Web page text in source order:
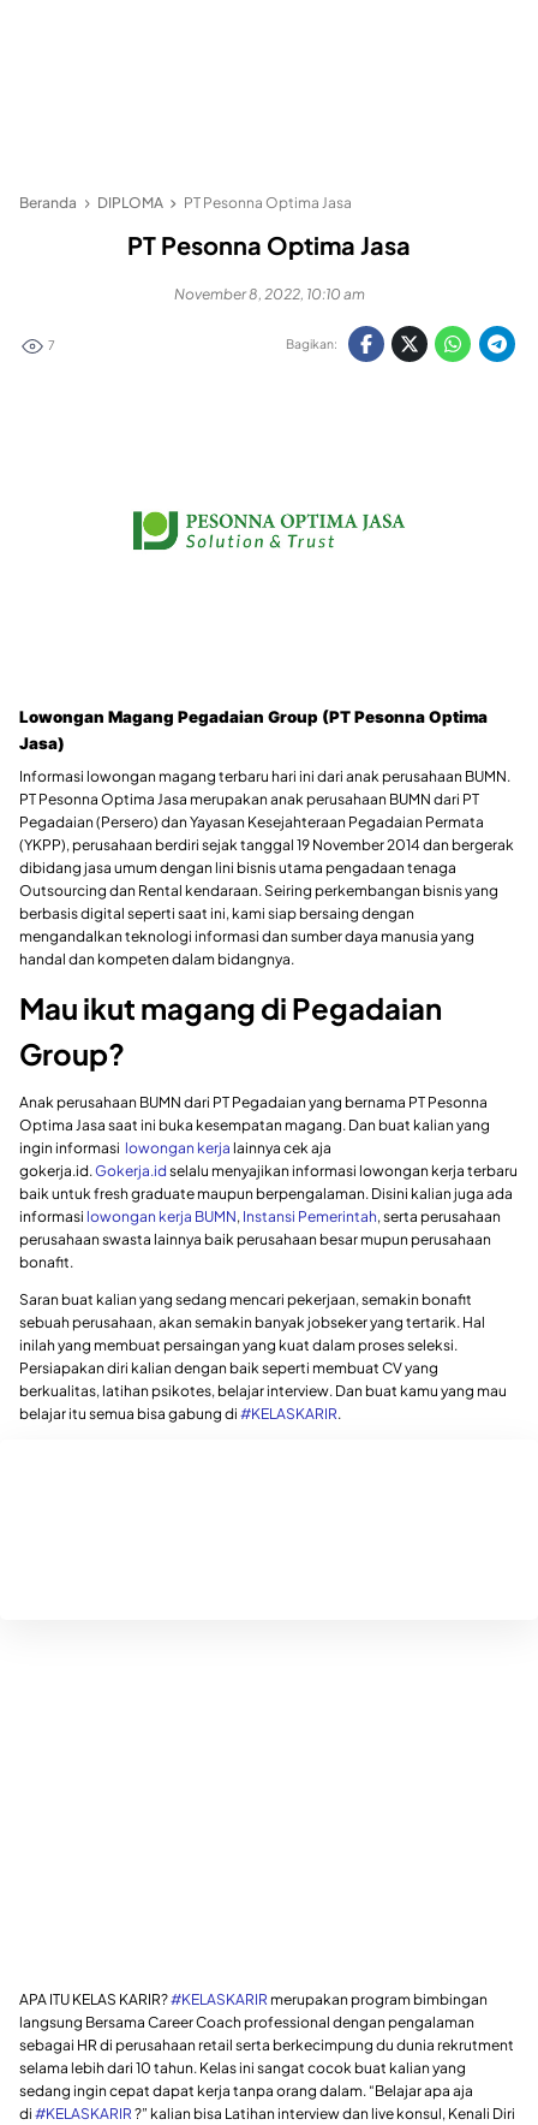
Beranda DIPLOMA PT Pesonna Optima Jasa
PT Pesonna Optima Jasa
November 8, 2022, 10:10 am
7 Bagikan:
Lowongan Magang Pegadaian Group (PT Pesonna Optima
Jasa)
Informasi lowongan magang terbaru hari ini dari anak perusahaan BUMN.
PT Pesonna Optima Jasa merupakan anak perusahaan BUMN dari PT
Pegadaian (Persero) dan Yayasan Kesejahteraan Pegadaian Permata
(YKPP), perusahaan berdiri sejak tanggal 19 November 2014 dan bergerak
dibidang jasa umum dengan lini bisnis utama pengadaan tenaga
Outsourcing dan Rental kendaraan. Seiring perkembangan bisnis yang
berbasis digital seperti saat ini, kami siap bersaing dengan
mengandalkan teknologi informasi dan sumber daya manusia yang
handal dan kompeten dalam bidangnya.
Mau ikut magang di Pegadaian
Group?
Anak perusahaan BUMN dari PT Pegadaian yang bernama PT Pesonna
Optima Jasa saat ini buka kesempatan magang. Dan buat kalian yang
ingin informasi lowongan kerja lainnya cek aja
gokerja.id. Gokerja.id selalu menyajikan informasi lowongan kerja terbaru
baik untuk fresh graduate maupun berpengalaman. Disini kalian juga ada
informasi lowongan kerja BUMN, Instansi Pemerintah, serta perusahaan
perusahaan swasta lainnya baik perusahaan besar mupun perusahaan
bonafit.
Saran buat kalian yang sedang mencari pekerjaan, semakin bonafit
sebuah perusahaan, akan semakin banyak jobseker yang tertarik. Hal
inilah yang membuat persaingan yang kuat dalam proses seleksi.
Persiapakan diri kalian dengan baik seperti membuat CV yang
berkualitas, latihan psikotes, belajar interview. Dan buat kamu yang mau
belajar itu semua bisa gabung di #KELASKARIR.
APA ITU KELAS KARIR?#KELASKARIR merupakan program bimbingan
langsung Bersama Career Coach professional dengan pengalaman
sebagai HR di perusahaan retail serta berkecimpung du dunia rekrutment
selama lebih dari 10 tahun. Kelas ini sangat cocok buat kalian yang
sedang ingin cepat dapat kerja tanpa orang dalam. “Belajar apa aja
di #KELASKARIR ?” kalian bisa Latihan interview dan live konsul, Kenali Diri